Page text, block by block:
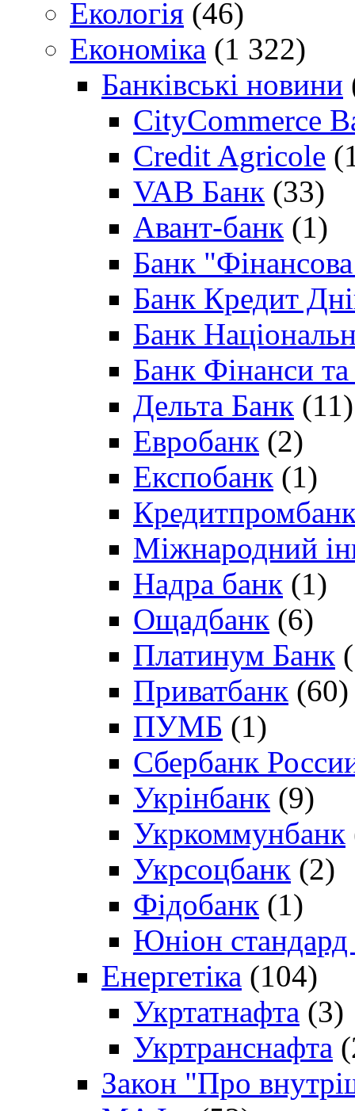
Екологія (46)
Економіка (1 322)
Банківські новини
CityCommerce
Credit Agricole
VAB Банк (33)
Авант-банк (1)
Банк "Фінансова
Банк Кредит
Банк
Банк Фінанси
Дельта Банк (11)
Евробанк (2)
Експобанк (1)
Міжнародний
Надра банк (1)
Ощадбанк (6)
Платинум Банк
Приватбанк (60)
ПУМБ (1)
Сбербанк
Укрінбанк (9)
Укркоммунбанк
Укрсоцбанк (2)
Фідобанк (1)
Юніон стандард
Енергетіка (104)
Укртатнафта (3)
Укртранснафта
Закон "Про